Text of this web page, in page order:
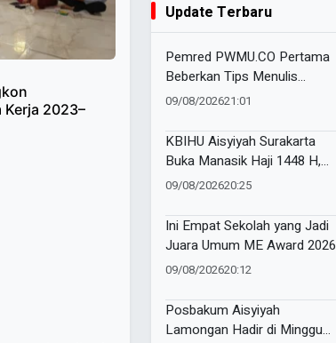
Kerja 2023–
Update Terbaru
Pemred PWMU.CO Pertama
Beberkan Tips Menulis
Sejarah di Media Populer
09/08/202621:01
KBIHU Aisyiyah Surakarta
Buka Manasik Haji 1448 H,
Diikuti 200 Calon Jemaah
09/08/202620:25
Ini Empat Sekolah yang Jadi
Juara Umum ME Award 2026
09/08/202620:12
Posbakum Aisyiyah
Lamongan Hadir di Minggu